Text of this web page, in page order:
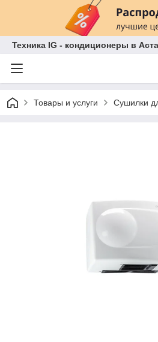
Техника IG - кондиционеры в
Товары и услуги Сушилки